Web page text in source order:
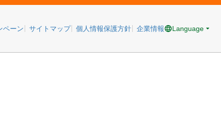
ペーン サイトマップ 個人情報保護方針 企業情報 Language